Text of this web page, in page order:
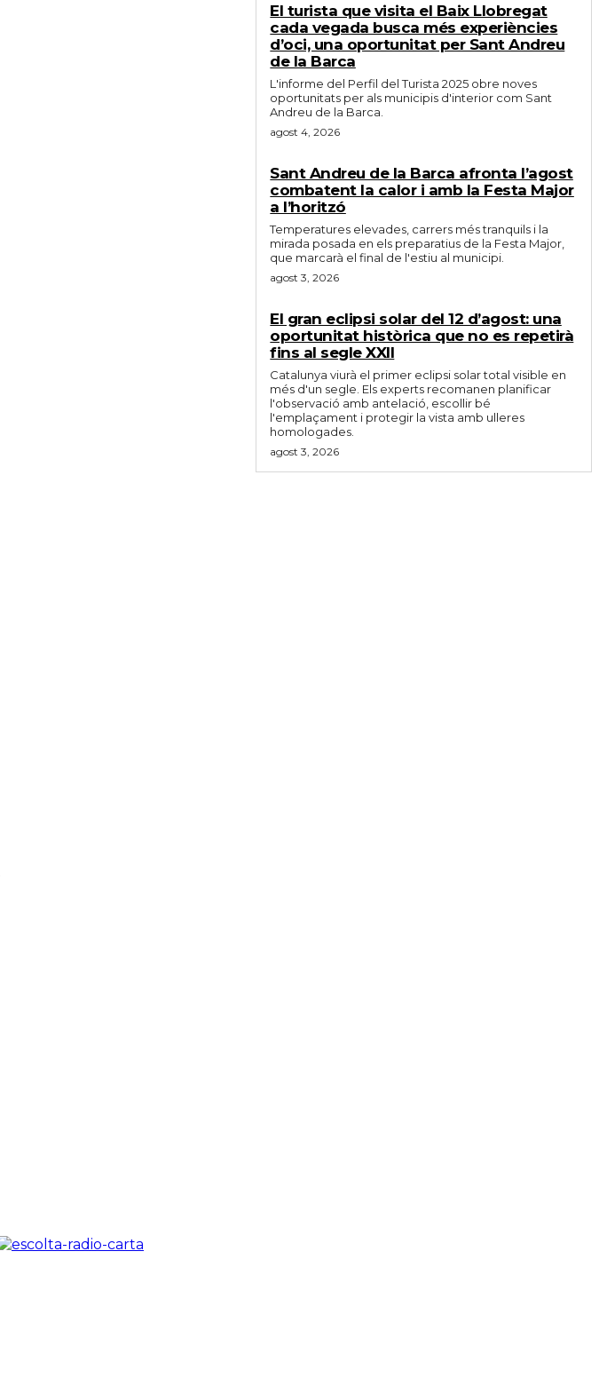
El turista que visita el Baix Llobregat
cada vegada busca més experiències
d’oci, una oportunitat per Sant Andreu
de la Barca
L'informe del Perfil del Turista 2025 obre noves
oportunitats per als municipis d'interior com Sant
Andreu de la Barca.
agost 4, 2026
Sant Andreu de la Barca afronta l’agost
combatent la calor i amb la Festa Major
a l’horitzó
Temperatures elevades, carrers més tranquils i la
mirada posada en els preparatius de la Festa Major,
que marcarà el final de l'estiu al municipi.
agost 3, 2026
El gran eclipsi solar del 12 d’agost: una
oportunitat històrica que no es repetirà
fins al segle XXII
Catalunya viurà el primer eclipsi solar total visible en
més d'un segle. Els experts recomanen planificar
l'observació amb antelació, escollir bé
l'emplaçament i protegir la vista amb ulleres
homologades.
agost 3, 2026